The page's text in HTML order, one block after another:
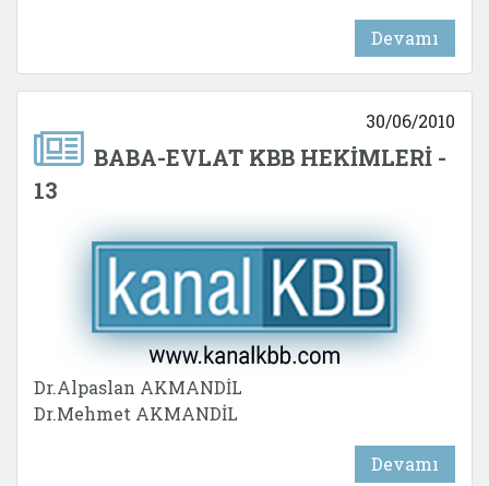
Devamı
30/06/2010
BABA-EVLAT KBB HEKİMLERİ -
13
Dr.Alpaslan AKMANDİL
Dr.Mehmet AKMANDİL
Devamı